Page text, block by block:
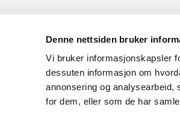
Denne nettsiden bruker
Vi bruker informasjonskapsler
dessuten informasjon om
annonsering og analysearbeid,
for dem, eller som de har